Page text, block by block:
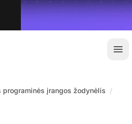
programinės įrangos žodynėlis /